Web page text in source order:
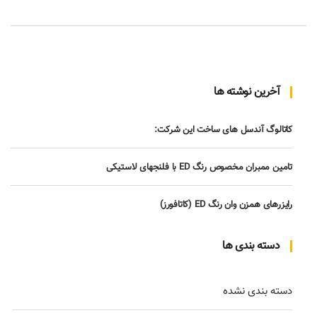
آخرین نوشته ها
کاتالوگ آندسل های ساخت این شرکت:
تامین ممبران مخصوص رنگ ED با فلنجهای لاستیکی
رایزرهای همزن وان رنگ ED (کاتافورز)
دسته بندی ها
دسته بندی نشده